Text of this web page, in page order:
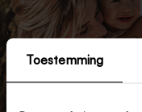
Toestemming